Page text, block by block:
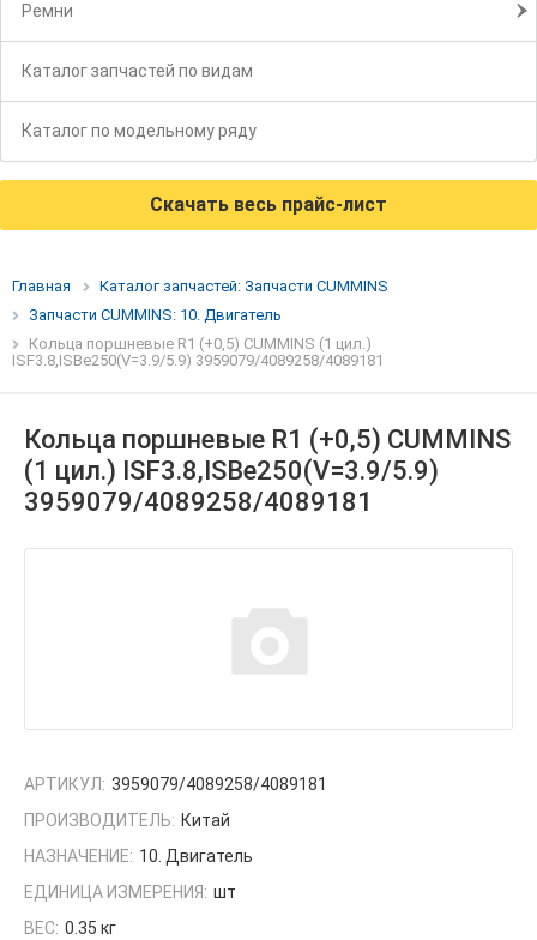
Ремни
Каталог запчастей по видам
Каталог по модельному ряду
Скачать весь прайс-лист
Главная
Каталог запчастей: Запчасти CUMMINS
Запчасти CUMMINS: 10. Двигатель
Кольца поршневые R1 (+0,5) CUMMINS (1 цил.)
ISF3.8,ISBe250(V=3.9/5.9) 3959079/4089258/4089181
Кольца поршневые R1 (+0,5) CUMMINS
(1 цил.) ISF3.8,ISBe250(V=3.9/5.9)
3959079/4089258/4089181
АРТИКУЛ: 3959079/4089258/4089181
ПРОИЗВОДИТЕЛЬ: Китай
НАЗНАЧЕНИЕ: 10. Двигатель
ЕДИНИЦА ИЗМЕРЕНИЯ: шт
ВЕС: 0.35 кг